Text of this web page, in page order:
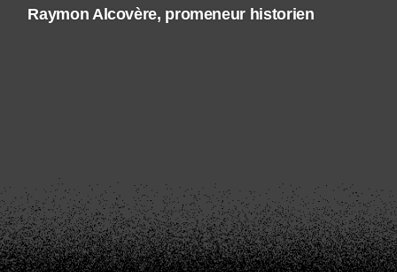
Raymon Alcovère, promeneur historien